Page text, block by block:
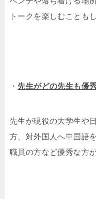
トークを楽しむことも
・ 先生がどの先生も優秀
先生が現役の大学生や
方、対外国人へ中国語
職員の方など優秀な方